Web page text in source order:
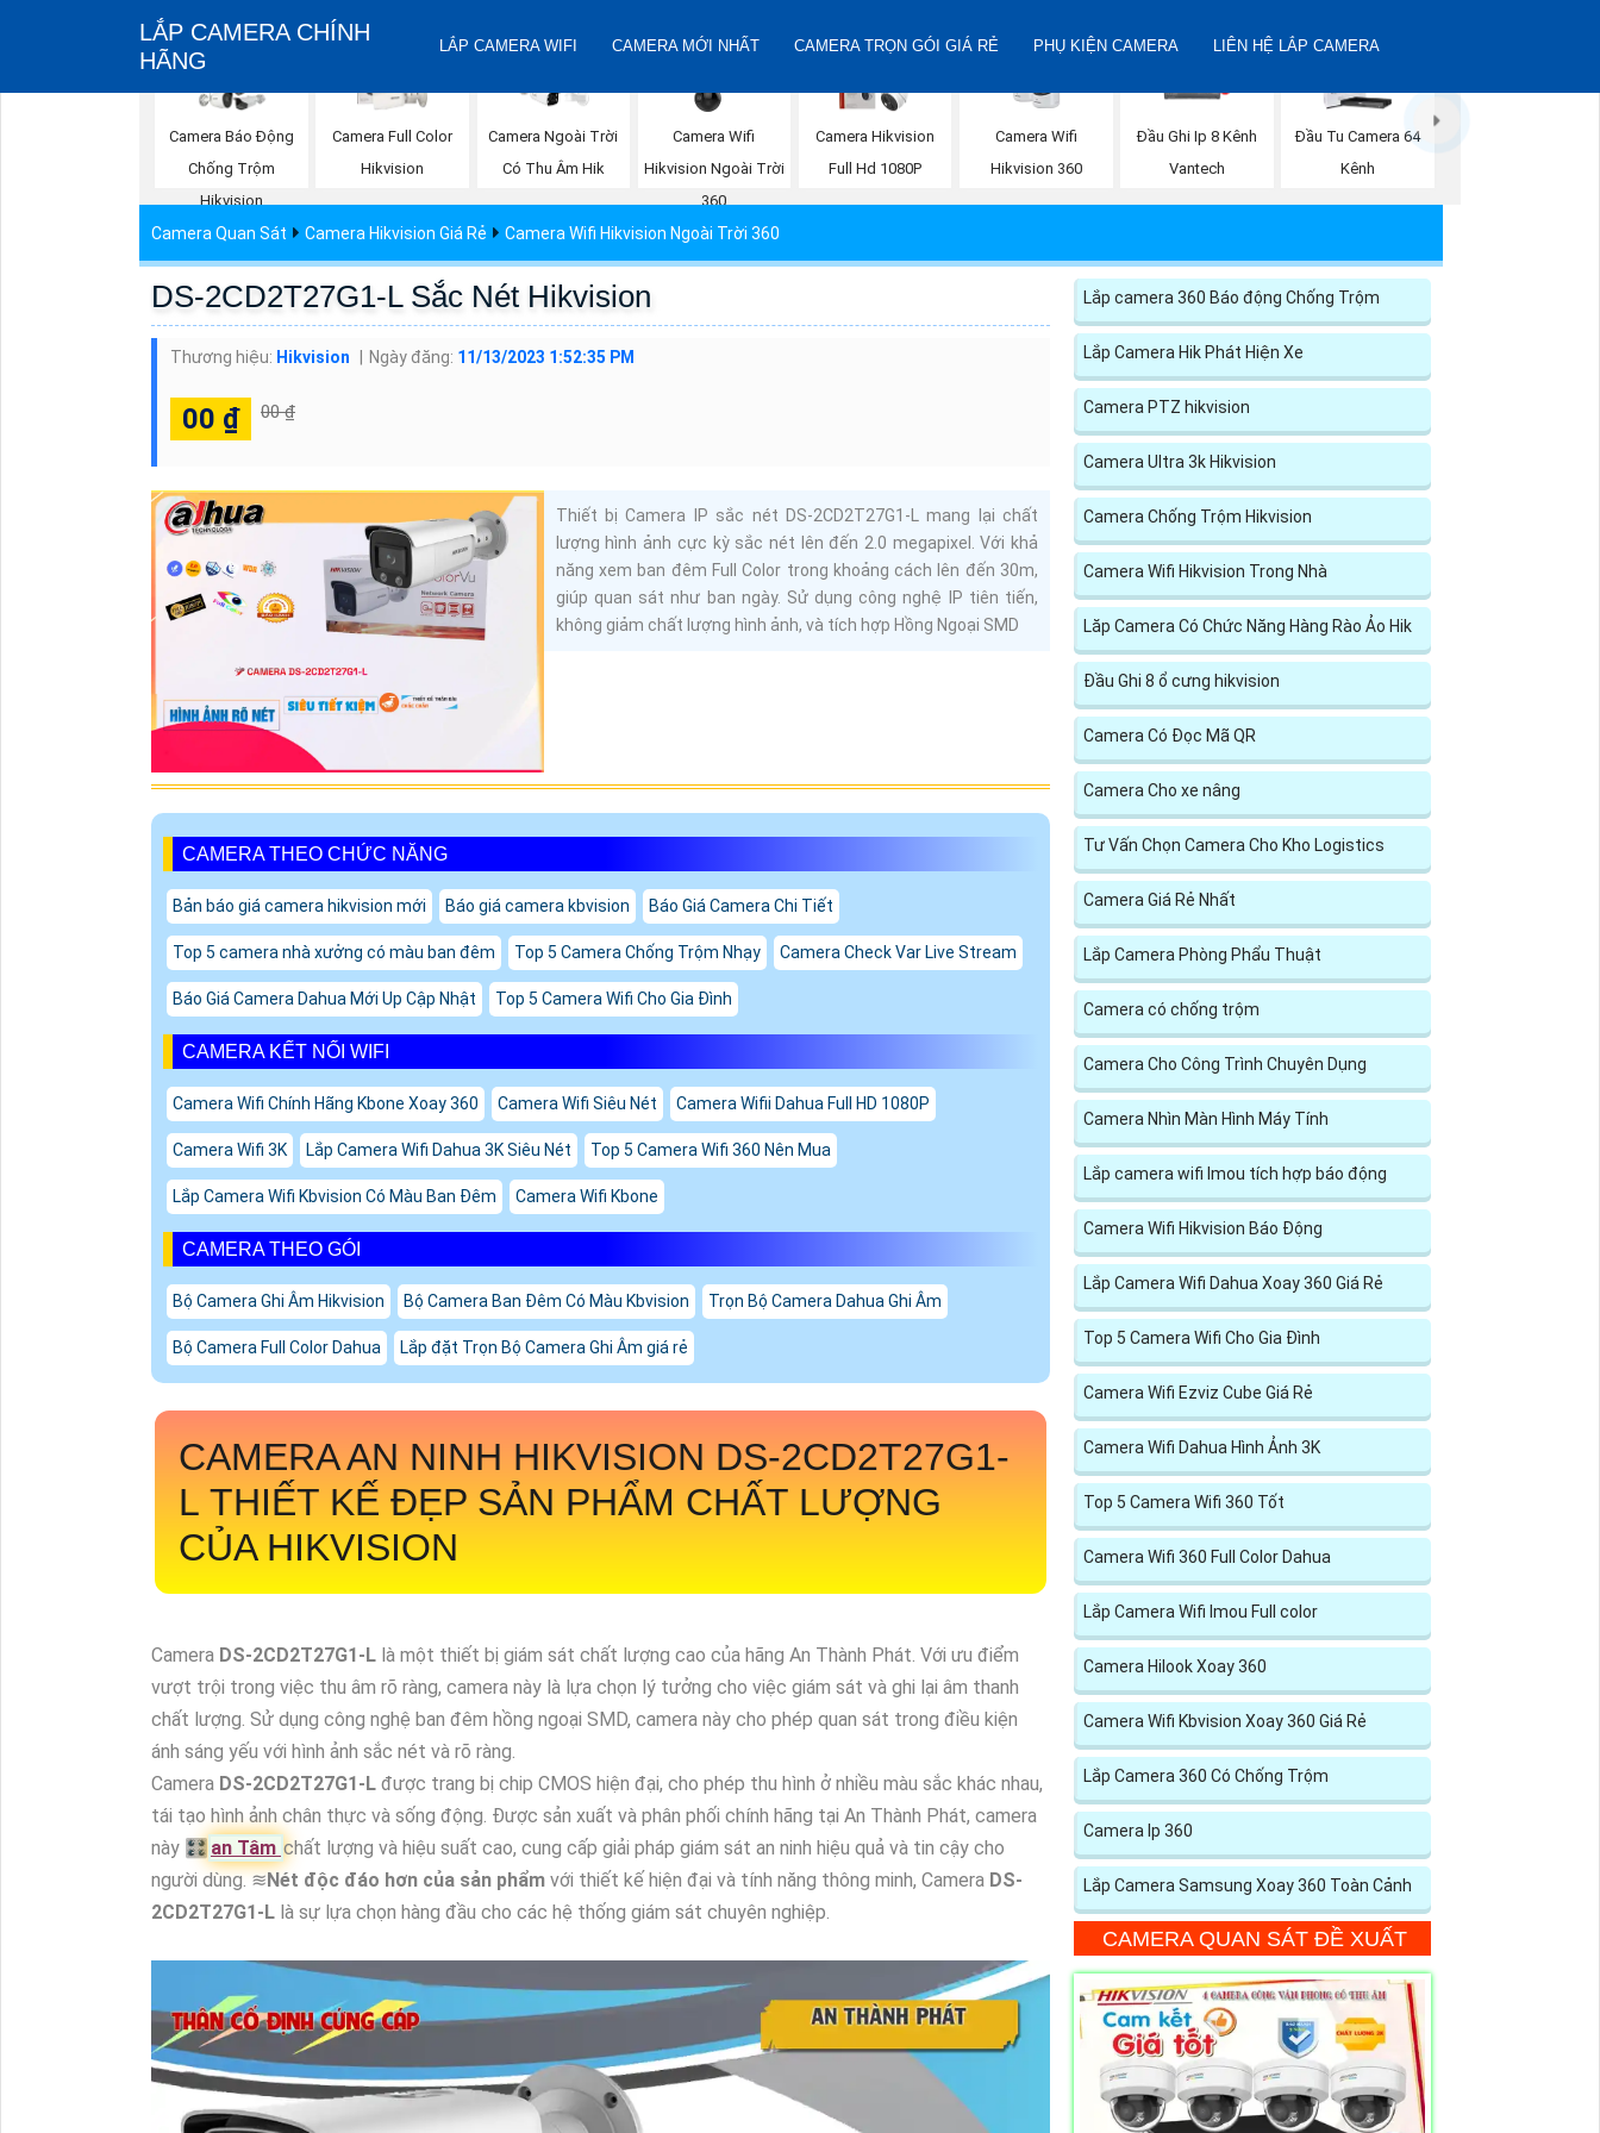
LẮP CAMERA CHÍNH
HÃNG
LẮP CAMERA WIFI CAMERA MỚI NHẤT CAMERA TRỌN GÓI GIÁ RẺ PHỤ KIỆN CAMERA LIÊN HỆ LẮP CAMERA
Camera Báo Động
Chống Trộm
Hikvision
Camera Full Color
Hikvision
Camera Ngoài Trời
Có Thu Âm Hik
Camera Wifi
Hikvision Ngoài Trời
360
Camera Hikvision
Full Hd 1080P
Camera Wifi
Hikvision 360
Đầu Ghi Ip 8 Kênh
Vantech
Đầu Tu Camera 64
Kênh
Camera Quan Sát Camera Hikvision Giá Rẻ Camera Wifi Hikvision Ngoài Trời 360
DS-2CD2T27G1-L Sắc Nét Hikvision
Thương hiệu: Hikvision Ngày đăng: 11/13/2023 1:52:35 PM
00 ₫ 00 ₫
Thiết bị Camera IP sắc nét DS-2CD2T27G1-L mang lại chất
lượng hình ảnh cực kỳ sắc nét lên đến 2.0 megapixel. Với khả
năng xem ban đêm Full Color trong khoảng cách lên đến 30m,
giúp quan sát như ban ngày. Sử dụng công nghệ IP tiên tiến,
không giảm chất lượng hình ảnh, và tích hợp Hồng Ngoại SMD
CAMERA THEO CHỨC NĂNG
Bản báo giá camera hikvision mới Báo giá camera kbvision Báo Giá Camera Chi Tiết
Top 5 camera nhà xưởng có màu ban đêm Top 5 Camera Chống Trộm Nhạy Camera Check Var Live Stream
Báo Giá Camera Dahua Mới Up Cập Nhật Top 5 Camera Wifi Cho Gia Đình
CAMERA KẾT NỐI WIFI
Camera Wifi Chính Hãng Kbone Xoay 360 Camera Wifi Siêu Nét Camera Wifii Dahua Full HD 1080P
Camera Wifi 3K Lắp Camera Wifi Dahua 3K Siêu Nét Top 5 Camera Wifi 360 Nên Mua
Lắp Camera Wifi Kbvision Có Màu Ban Đêm Camera Wifi Kbone
CAMERA THEO GÓI
Bộ Camera Ghi Âm Hikvision Bộ Camera Ban Đêm Có Màu Kbvision Trọn Bộ Camera Dahua Ghi Âm
Bộ Camera Full Color Dahua Lắp đặt Trọn Bộ Camera Ghi Âm giá rẻ
CAMERA AN NINH HIKVISION DS-2CD2T27G1-
L THIẾT KẾ ĐẸP SẢN PHẨM CHẤT LƯỢNG
CỦA HIKVISION
Camera DS-2CD2T27G1-L là một thiết bị giám sát chất lượng cao của hãng An Thành Phát. Với ưu điểm
vượt trội trong việc thu âm rõ ràng, camera này là lựa chọn lý tưởng cho việc giám sát và ghi lại âm thanh
chất lượng. Sử dụng công nghệ ban đêm hồng ngoại SMD, camera này cho phép quan sát trong điều kiện
ánh sáng yếu với hình ảnh sắc nét và rõ ràng.
Camera DS-2CD2T27G1-L được trang bị chip CMOS hiện đại, cho phép thu hình ở nhiều màu sắc khác nhau,
tái tạo hình ảnh chân thực và sống động. Được sản xuất và phân phối chính hãng tại An Thành Phát, camera
này 🎛 an Tâm chất lượng và hiệu suất cao, cung cấp giải pháp giám sát an ninh hiệu quả và tin cậy cho
người dùng. ≋Nét độc đáo hơn của sản phẩm với thiết kế hiện đại và tính năng thông minh, Camera DS-
2CD2T27G1-L là sự lựa chọn hàng đầu cho các hệ thống giám sát chuyên nghiệp.
Lắp camera 360 Báo động Chống Trộm
Lắp Camera Hik Phát Hiện Xe
Camera PTZ hikvision
Camera Ultra 3k Hikvision
Camera Chống Trộm Hikvision
Camera Wifi Hikvision Trong Nhà
Lăp Camera Có Chức Năng Hàng Rào Ảo Hik
Đầu Ghi 8 ổ cưng hikvision
Camera Có Đọc Mã QR
Camera Cho xe nâng
Tư Vấn Chọn Camera Cho Kho Logistics
Camera Giá Rẻ Nhất
Lắp Camera Phòng Phẩu Thuật
Camera có chống trộm
Camera Cho Công Trình Chuyên Dụng
Camera Nhìn Màn Hình Máy Tính
Lắp camera wifi Imou tích hợp báo động
Camera Wifi Hikvision Báo Động
Lắp Camera Wifi Dahua Xoay 360 Giá Rẻ
Top 5 Camera Wifi Cho Gia Đình
Camera Wifi Ezviz Cube Giá Rẻ
Camera Wifi Dahua Hình Ảnh 3K
Top 5 Camera Wifi 360 Tốt
Camera Wifi 360 Full Color Dahua
Lắp Camera Wifi Imou Full color
Camera Hilook Xoay 360
Camera Wifi Kbvision Xoay 360 Giá Rẻ
Lắp Camera 360 Có Chống Trộm
Camera Ip 360
Lắp Camera Samsung Xoay 360 Toàn Cảnh
CAMERA QUAN SÁT ĐỀ XUẤT